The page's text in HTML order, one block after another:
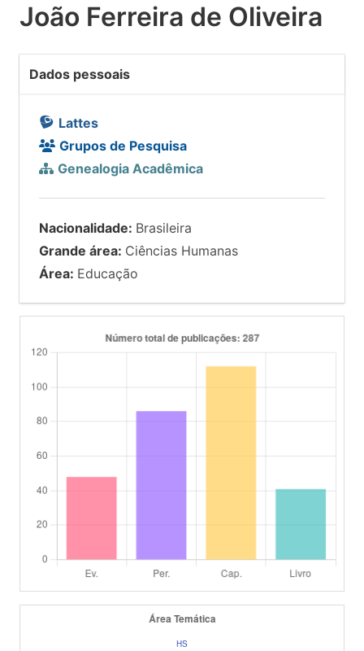
João Ferreira de Oliveira
Dados pessoais
Lattes
Grupos de Pesquisa
Genealogia Acadêmica
Nacionalidade: Brasileira
Grande área: Ciências Humanas
Área: Educação